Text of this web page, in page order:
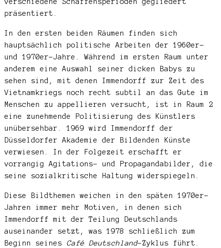
verschiedene Schaffensperioden gegliedert
präsentiert.
In den ersten beiden Räumen finden sich
hauptsächlich politische Arbeiten der 1960er-
und 1970er-Jahre. Während im ersten Raum unter
anderem eine Auswahl seiner dicken Babys zu
sehen sind, mit denen Immendorff zur Zeit des
Vietnamkriegs noch recht subtil an das Gute im
Menschen zu appellieren versucht, ist in Raum 2
eine zunehmende Politisierung des Künstlers
unübersehbar. 1969 wird Immendorff der
Düsseldorfer Akademie der Bildenden Künste
verwiesen. In der Folgezeit erschafft er
vorrangig Agitations- und Propagandabilder, die
seine sozialkritische Haltung widerspiegeln.
Diese Bildthemen weichen in den späten 1970er-
Jahren immer mehr Motiven, in denen sich
Immendorff mit der Teilung Deutschlands
auseinander setzt, was 1978 schließlich zum
Beginn seines Café Deutschland-Zyklus führt.